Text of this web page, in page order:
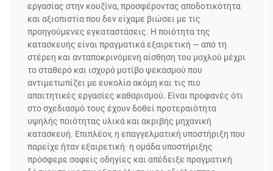
εργασίας στην κουζίνα, προσφέροντας αποδοτικότητα
και αξιοπιστία που δεν είχαμε βιώσει με τις
προηγούμενες εγκαταστάσεις. Η ποιότητα της
κατασκευής είναι πραγματικά εξαιρετική — από τη
στέρεη και ανταποκρινόμενη αίσθηση του μοχλού μέχρι
το σταθερό και ισχυρό μοτίβο ψεκασμού που
αντιμετωπίζει με ευκολία ακόμη και τις πιο
απαιτητικές εργασίες καθαρισμού. Είναι προφανές ότι
στο σχεδιασμό τους έχουν δοθεί προτεραιότητα
υψηλής ποιότητας υλικά και ακριβής μηχανική
κατασκευή. Επιπλέον, η επαγγελματική υποστήριξη που
παρείχε ήταν εξαιρετική· η ομάδα υποστήριξης
πρόσφερε σαφείς οδηγίες και απέδειξε πραγματική